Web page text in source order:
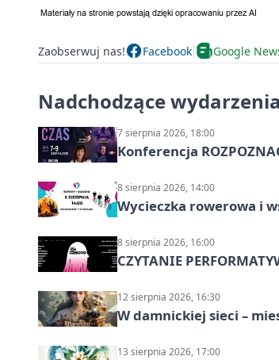
Zaobserwuj nas! Facebook Google
Nadchodzące wydarzenia
7 sierpnia 2026, 18:00
Konferencja
8 sierpnia 2026, 14:00
Wycieczka rowerowa i
8 sierpnia 2026, 16:00
CZYTANIE
12 sierpnia 2026, 16:30
W damnickiej sieci –
13 sierpnia 2026, 17:00